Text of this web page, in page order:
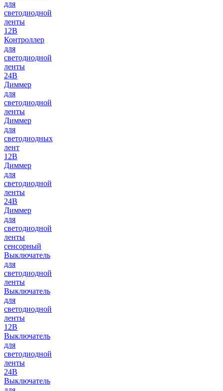
для
светодиодной
ленты
12В
Контроллер
для
светодиодной
ленты
24В
Диммер
для
светодиодной
ленты
Диммер
для
светодиодных
лент
12В
Диммер
для
светодиодной
ленты
24В
Диммер
для
светодиодной
ленты
сенсорный
Выключатель
для
светодиодной
ленты
Выключатель
для
светодиодной
ленты
12В
Выключатель
для
светодиодной
ленты
24В
Выключатель